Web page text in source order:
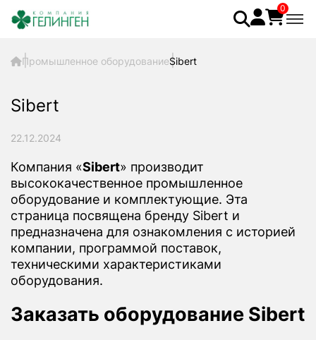
0
Промышленное оборудованиеSibert
Sibert
22.12.2024
Компания «Sibert» производит
высококачественное промышленное
оборудование и комплектующие. Эта
страница посвящена бренду Sibert и
предназначена для ознакомления с историей
компании, программой поставок,
техническими характеристиками
оборудования.
Заказать оборудование Sibert